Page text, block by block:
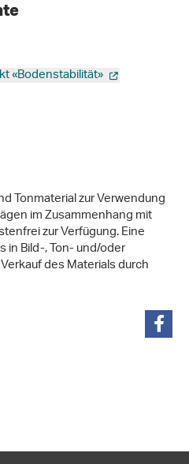
«Bodenstabilität»
Tonmaterial zur Verwendung
im Zusammenhang mit
zur Verfügung. Eine
in Bild-, Ton- und/oder
des Materials durch